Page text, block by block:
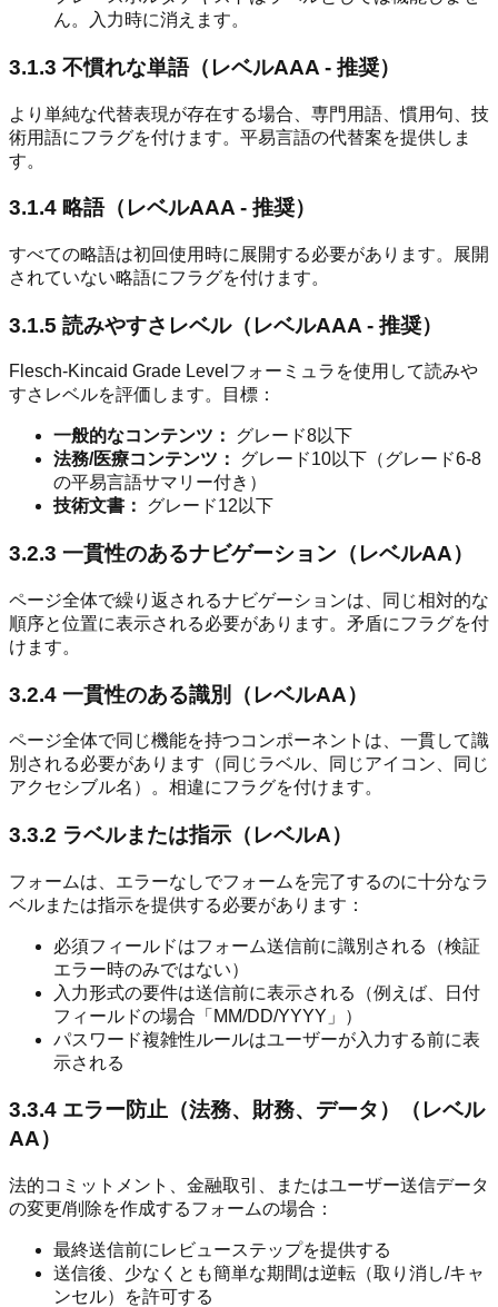
ん。入力時に消えます。
3.1.3 不慣れな単語（レベルAAA - 推奨）
より単純な代替表現が存在する場合、専門用語、慣用句、技
術用語にフラグを付けます。平易言語の代替案を提供しま
す。
3.1.4 略語（レベルAAA - 推奨）
すべての略語は初回使用時に展開する必要があります。展開
されていない略語にフラグを付けます。
3.1.5 読みやすさレベル（レベルAAA - 推奨）
Flesch-Kincaid Grade Levelフォーミュラを使用して読みや
すさレベルを評価します。目標：
一般的なコンテンツ：
グレード8以下
法務/医療コンテンツ：
グレード10以下（グレード6-8
の平易言語サマリー付き）
技術文書：
グレード12以下
3.2.3 一貫性のあるナビゲーション（レベルAA）
ページ全体で繰り返されるナビゲーションは、同じ相対的な
順序と位置に表示される必要があります。矛盾にフラグを付
けます。
3.2.4 一貫性のある識別（レベルAA）
ページ全体で同じ機能を持つコンポーネントは、一貫して識
別される必要があります（同じラベル、同じアイコン、同じ
アクセシブル名）。相違にフラグを付けます。
3.3.2 ラベルまたは指示（レベルA）
フォームは、エラーなしでフォームを完了するのに十分なラ
ベルまたは指示を提供する必要があります：
必須フィールドはフォーム送信前に識別される（検証
エラー時のみではない）
入力形式の要件は送信前に表示される（例えば、日付
フィールドの場合「MM/DD/YYYY」）
パスワード複雑性ルールはユーザーが入力する前に表
示される
3.3.4 エラー防止（法務、財務、データ）（レベル
AA）
法的コミットメント、金融取引、またはユーザー送信データ
の変更/削除を作成するフォームの場合：
最終送信前にレビューステップを提供する
送信後、少なくとも簡単な期間は逆転（取り消し/キャ
ンセル）を許可する